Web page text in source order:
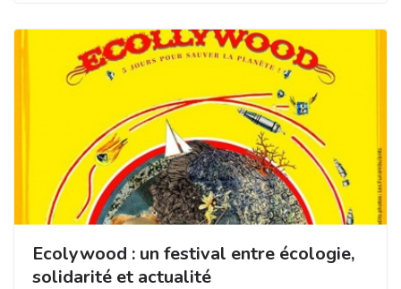
Ecolywood : un festival entre écologie,
solidarité et actualité